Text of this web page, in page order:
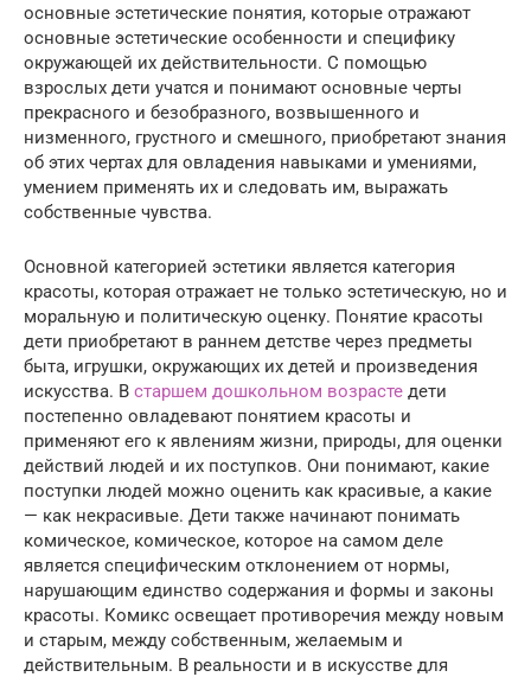
основные эстетические понятия, которые отражают
основные эстетические особенности и специфику
окружающей их действительности. С помощью
взрослых дети учатся и понимают основные черты
прекрасного и безобразного, возвышенного и
низменного, грустного и смешного, приобретают знания
об этих чертах для овладения навыками и умениями,
умением применять их и следовать им, выражать
собственные чувства.
Основной категорией эстетики является категория
красоты, которая отражает не только эстетическую, но и
моральную и политическую оценку. Понятие красоты
дети приобретают в раннем детстве через предметы
быта, игрушки, окружающих их детей и произведения
искусства. В старшем дошкольном возрасте дети
постепенно овладевают понятием красоты и
применяют его к явлениям жизни, природы, для оценки
действий людей и их поступков. Они понимают, какие
поступки людей можно оценить как красивые, а какие
— как некрасивые. Дети также начинают понимать
комическое, комическое, которое на самом деле
является специфическим отклонением от нормы,
нарушающим единство содержания и формы и законы
красоты. Комикс освещает противоречия между новым
и старым, между собственным, желаемым и
действительным. В реальности и в искусстве для